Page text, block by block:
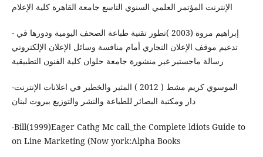
الإنترنت المؤتمر العلمي السنوي التاسع جامعة القاهرة كلية الإعلام
- إبراهيم مروة (2003 )تطور تقنية طباعة الصحف اليومية ودورها في
تدعيم موقف الإعلان التجاري أمام منافسة وسائل الإعلان الإلكتروني
رسالة ماجستير غير منشورة جامعة حلوان كلية الفنون التطبيقية
-‏ الموسوي كريم مشط ( 2012 ) المثير والخطير في اعلانات الإنترنت
دار ومكتبة البصائر للطباعة والنشر والتوزيع بيروت لبنان
-Bill(1999)Eager Cathg Mc call_the Complete ldiots Guide to
on Line Marketing (Now york:Alpha Books